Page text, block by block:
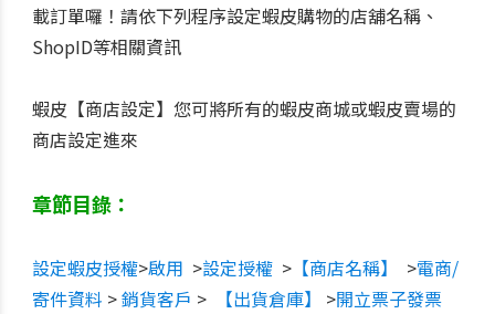
載訂單囉！請依下列程序設定蝦皮購物的店舖名稱、
ShopID等相關資訊
蝦皮【商店設定】您可將所有的蝦皮商城或蝦皮賣場的
商店設定進來
章節目錄：
設定蝦皮授權>啟用 >設定授權>【商店名稱】 >電商/
寄件資料 >銷貨客戶 > 【出貨倉庫】 >開立票子發票